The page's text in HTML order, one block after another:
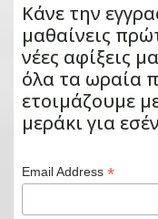
Κάνε την
μαθαίνεις
νέες αφίξεις
όλα τα ωραία
ετοιμάζουμε
μεράκι για
Email Address *